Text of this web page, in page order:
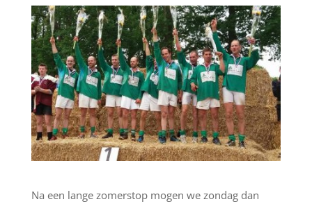
Na een lange zomerstop mogen we zondag dan